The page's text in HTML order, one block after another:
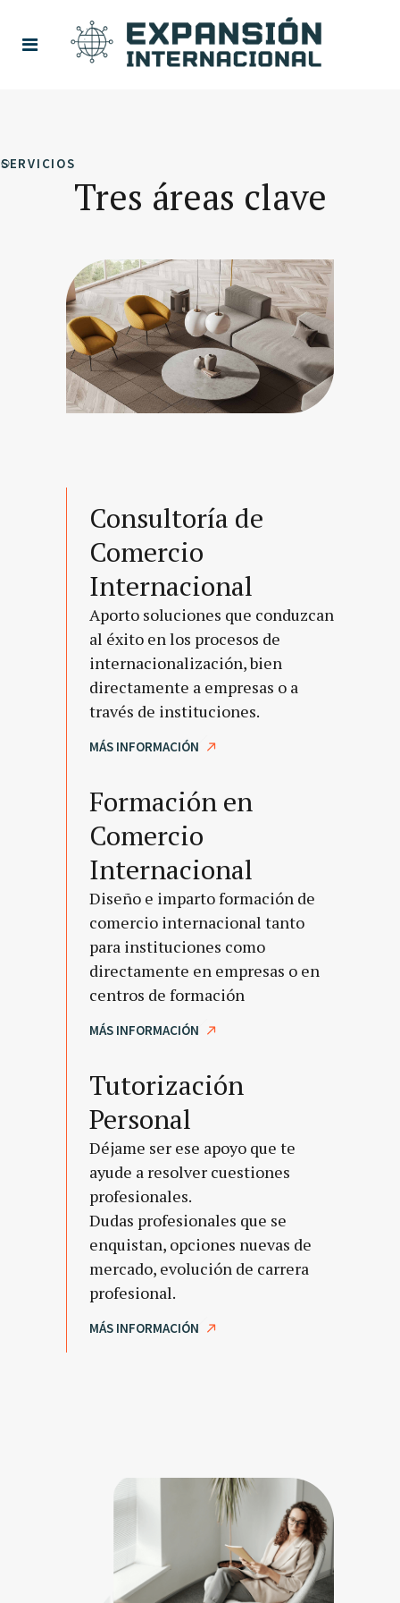
SERVICIOS
Tres áreas clave
Consultoría de
Comercio
Internacional
Aporto soluciones que conduzcan
al éxito en los procesos de
internacionalización, bien
directamente a empresas o a
través de instituciones.
MÁS INFORMACIÓN
Formación en
Comercio
Internacional
Diseño e imparto formación de
comercio internacional tanto
para instituciones como
directamente en empresas o en
centros de formación
MÁS INFORMACIÓN
Tutorización
Personal
Déjame ser ese apoyo que te
ayude a resolver cuestiones
profesionales.
Dudas profesionales que se
enquistan, opciones nuevas de
mercado, evolución de carrera
profesional.
MÁS INFORMACIÓN